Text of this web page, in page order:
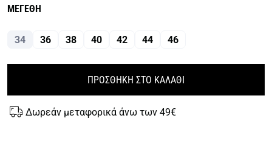
ΜΕΓΕΘΗ
34 36 38 40 42 44 46
ΠΡΟΣΘΗΚΗ ΣΤΟ ΚΑΛΑΘΙ
Δωρεάν μεταφορικά άνω των 49€